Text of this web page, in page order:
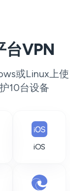
台VPN
或Linux上使
10台设备
iOS